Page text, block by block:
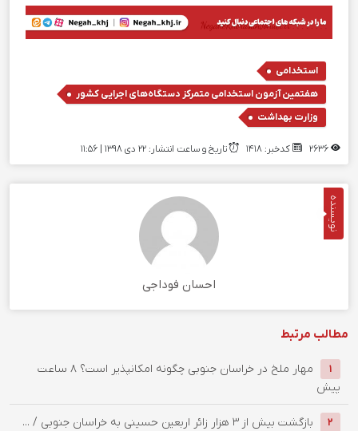
استخدامی
هفتمین آزمون استخدامي متمركز دستگاه‌هاي اجرايي كشور
وزارت بهداشت
کدخبر: 1418 تاریخ و ساعت انتشار: ۲۲ دی ۱۳۹۸ | 11:56
نویسنده
احسان فوداجی
مطالب مرتبط
1 ‌مهار ملخ در خراسان جنوبی چگونه امکانپذیر است؟
8 ساعت
پیش
2
بازگشت بیش از ۳ هزار زائر اربعین حسینی به خراسان جنوبی / ...